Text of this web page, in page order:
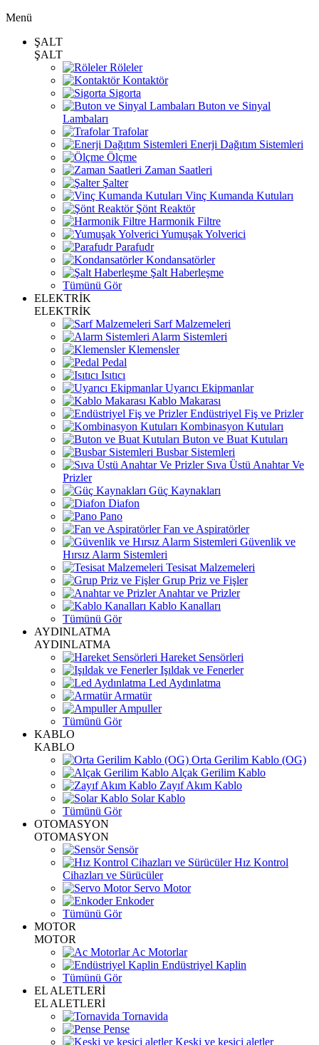
Menü
ŞALT
ŞALT
Röleler
Kontaktör
Sigorta
Buton ve Sinyal
Lambaları
Trafolar
Enerji Dağıtım Sistemleri
Ölçme
Zaman Saatleri
Şalter
Vinç Kumanda Kutuları
Şönt Reaktör
Harmonik Filtre
Yumuşak Yolverici
Parafudr
Kondansatörler
Şalt Haberleşme
Tümünü Gör
ELEKTRİK
ELEKTRİK
Sarf Malzemeleri
Alarm Sistemleri
Klemensler
Pedal
Isıtıcı
Uyarıcı Ekipmanlar
Kablo Makarası
Endüstriyel Fiş ve Prizler
Kombinasyon Kutuları
Buton ve Buat Kutuları
Busbar Sistemleri
Sıva Üstü Anahtar Ve
Prizler
Güç Kaynakları
Diafon
Pano
Fan ve Aspiratörler
Güvenlik ve
Hırsız Alarm Sistemleri
Tesisat Malzemeleri
Grup Priz ve Fişler
Anahtar ve Prizler
Kablo Kanalları
Tümünü Gör
AYDINLATMA
AYDINLATMA
Hareket Sensörleri
Işıldak ve Fenerler
Led Aydınlatma
Armatür
Ampuller
Tümünü Gör
KABLO
KABLO
Orta Gerilim Kablo (OG)
Alçak Gerilim Kablo
Zayıf Akım Kablo
Solar Kablo
Tümünü Gör
OTOMASYON
OTOMASYON
Sensör
Hız Kontrol
Cihazları ve Sürücüler
Servo Motor
Enkoder
Tümünü Gör
MOTOR
MOTOR
Ac Motorlar
Endüstriyel Kaplin
Tümünü Gör
EL ALETLERİ
EL ALETLERİ
Tornavida
Pense
Keski ve kesici aletler